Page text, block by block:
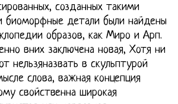
созданных такими
биоморфные детали были найдены
образов, как Миро и Арп.
вних заключена новая, Хотя ни
нельзяназвать в скульптурой
слова, важная концепция
свойственна широкая